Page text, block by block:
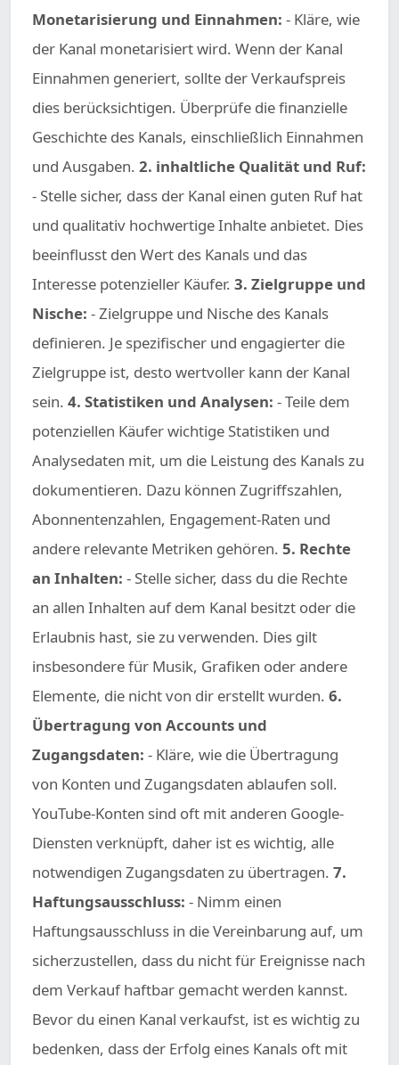
Monetarisierung und Einnahmen: - Kläre, wie
der Kanal monetarisiert wird. Wenn der Kanal
Einnahmen generiert, sollte der Verkaufspreis
dies berücksichtigen. Überprüfe die finanzielle
Geschichte des Kanals, einschließlich Einnahmen
und Ausgaben. 2. inhaltliche Qualität und Ruf:
- Stelle sicher, dass der Kanal einen guten Ruf hat
und qualitativ hochwertige Inhalte anbietet. Dies
beeinflusst den Wert des Kanals und das
Interesse potenzieller Käufer. 3. Zielgruppe und
Nische: - Zielgruppe und Nische des Kanals
definieren. Je spezifischer und engagierter die
Zielgruppe ist, desto wertvoller kann der Kanal
sein. 4. Statistiken und Analysen: - Teile dem
potenziellen Käufer wichtige Statistiken und
Analysedaten mit, um die Leistung des Kanals zu
dokumentieren. Dazu können Zugriffszahlen,
Abonnentenzahlen, Engagement-Raten und
andere relevante Metriken gehören. 5. Rechte
an Inhalten: - Stelle sicher, dass du die Rechte
an allen Inhalten auf dem Kanal besitzt oder die
Erlaubnis hast, sie zu verwenden. Dies gilt
insbesondere für Musik, Grafiken oder andere
Elemente, die nicht von dir erstellt wurden. 6.
Übertragung von Accounts und
Zugangsdaten: - Kläre, wie die Übertragung
von Konten und Zugangsdaten ablaufen soll.
YouTube-Konten sind oft mit anderen Google-
Diensten verknüpft, daher ist es wichtig, alle
notwendigen Zugangsdaten zu übertragen. 7.
Haftungsausschluss: - Nimm einen
Haftungsausschluss in die Vereinbarung auf, um
sicherzustellen, dass du nicht für Ereignisse nach
dem Verkauf haftbar gemacht werden kannst.
Bevor du einen Kanal verkaufst, ist es wichtig zu
bedenken, dass der Erfolg eines Kanals oft mit